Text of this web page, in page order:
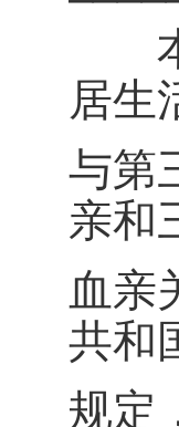
本
居生
与第
亲和
血亲
共和
规定